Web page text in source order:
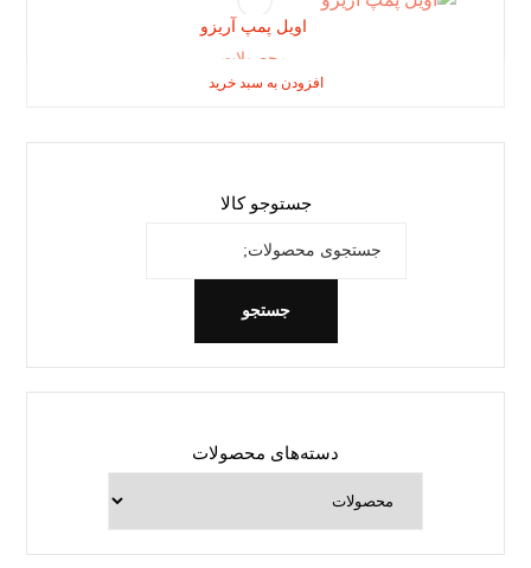
افزودن به سبد خرید
افزودن به سبد خرید
اویل پمپ آریزو
محصولات
افزودن به سبد خرید
جستوجو کالا
جستجو
دسته‌های محصولات